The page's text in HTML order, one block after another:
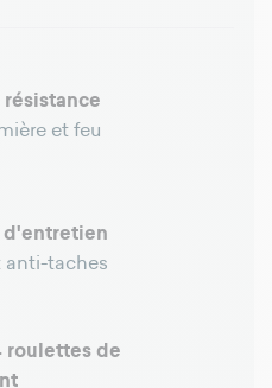
et feu
anti-taches
roulettes de